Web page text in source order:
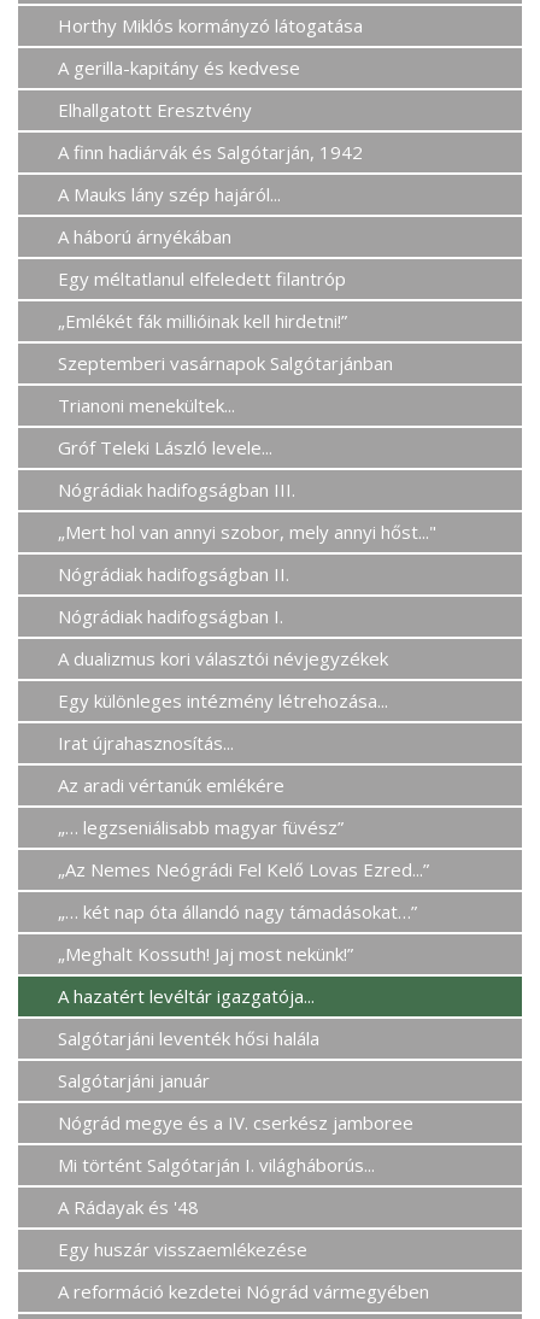
Horthy Miklós kormányzó látogatása
A gerilla-kapitány és kedvese
Elhallgatott Eresztvény
A finn hadiárvák és Salgótarján, 1942
A Mauks lány szép hajáról...
A háború árnyékában
Egy méltatlanul elfeledett filantróp
„Emlékét fák millióinak kell hirdetni!”
Szeptemberi vasárnapok Salgótarjánban
Trianoni menekültek...
Gróf Teleki László levele...
Nógrádiak hadifogságban III.
„Mert hol van annyi szobor, mely annyi hőst..."
Nógrádiak hadifogságban II.
Nógrádiak hadifogságban I.
A dualizmus kori választói névjegyzékek
Egy különleges intézmény létrehozása...
Irat újrahasznosítás...
Az aradi vértanúk emlékére
„… legzseniálisabb magyar füvész”
„Az Nemes Neógrádi Fel Kelő Lovas Ezred...”
„… két nap óta állandó nagy támadásokat…”
„Meghalt Kossuth! Jaj most nekünk!”
A hazatért levéltár igazgatója...
Salgótarjáni leventék hősi halála
Salgótarjáni január
Nógrád megye és a IV. cserkész jamboree
Mi történt Salgótarján I. világháborús...
A Rádayak és '48
Egy huszár visszaemlékezése
A reformáció kezdetei Nógrád vármegyében